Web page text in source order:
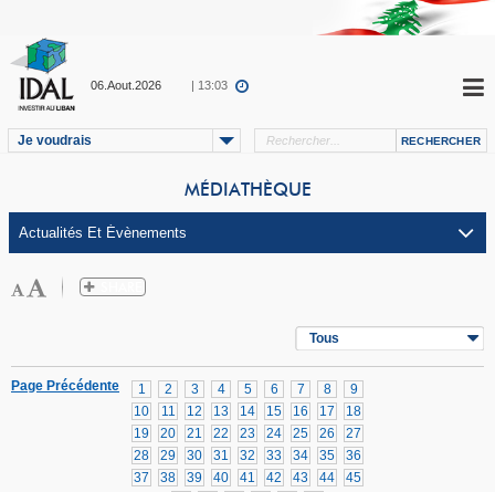
06.Aout.2026 | 13:03
Je voudrais
MÉDIATHÈQUE
Tous
1 2 3 4 5 6 7 8
9
10
11 12 13 14 15 16 17
18
19
20 21 22 23 24 25 26
27
28
29 30 31 32 33 34 35
36
37
38 39 40 41 42 43 44
45
Page Précédente